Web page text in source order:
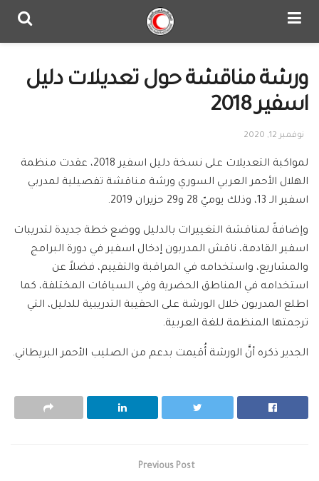
ورشة مناقشة حول تعديلات دليل
اسفير 2018
نوفمبر 12, 2020
لمواكبة التعديلات على نسخة دليل اسفير 2018، عقدت منظمة
الهلال الأحمر العربي السوري ورشة مناقشة تفصيلية لمدربي
اسفير الـ 13، وذلك يوميّ 28 و29 حزيران 2019.
وإضافةً لمناقشة التغييرات بالدليل ووضع خطة جديدة لتدريبات
اسفير القادمة، ناقش المدربون إدخال اسفير في دورة البرامج
والمشاريع، واستخدامه في المراقبة والتقييم، فضلاً عن
استخدامه في المناطق الحضرية وفي السياقات المختلفة، كما
اطلع المدربون خلال الورشة على الحقيبة التدريبية للدليل، التي
ترجمتها المنظمة للغة العربية.
الجدير ذكره أنَّ الورشة أُقيمت بدعم من الصليب الأحمر البريطاني.
Previous Post